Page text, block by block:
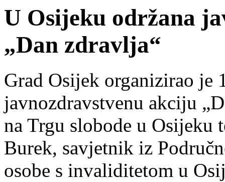
U Osijeku održana
„Dan zdravlja“
Grad Osijek organizirao je
javnozdravstvenu akciju
na Trgu slobode u Osijeku
Burek, savjetnik iz
osobe s invaliditetom u